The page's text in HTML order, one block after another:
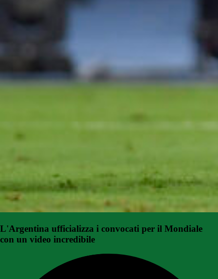
L'Argentina ufficializza i convocati per il Mondiale
con un video incredibile